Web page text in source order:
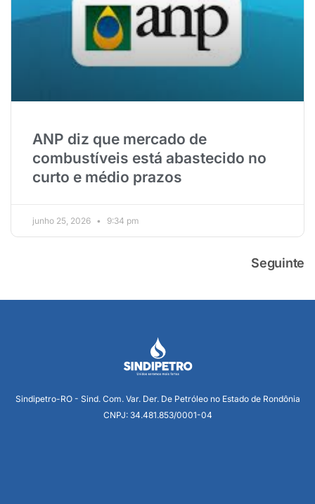
ANP diz que mercado de
combustíveis está abastecido no
curto e médio prazos
junho 25, 2026 9:34 pm
Seguinte
Sindipetro-RO - Sind. Com. Var. Der. De Petróleo no Estado de Rondônia
CNPJ: 34.481.853/0001-04